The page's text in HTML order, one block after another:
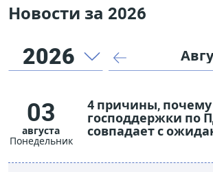
Уполномочены ли Вы
организации?
Коротко о себе:
Новости за 2026
2026
03
августа
Понедельник
4 причины,
господдержки по
совпадает с